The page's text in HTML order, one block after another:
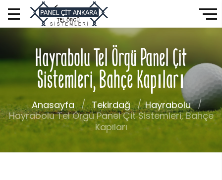
Hayrabolu Tel Örgü Panel Çit
Sistemleri, Bahçe Kapıları
Anasayfa Tekirdağ
Hayrabolu
Hayrabolu Tel Örgü Panel Çit Sistemleri, Bahçe
Kapıları